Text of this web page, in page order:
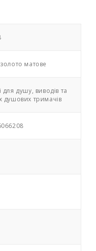
матове
душу, виводів та
душових тримачів